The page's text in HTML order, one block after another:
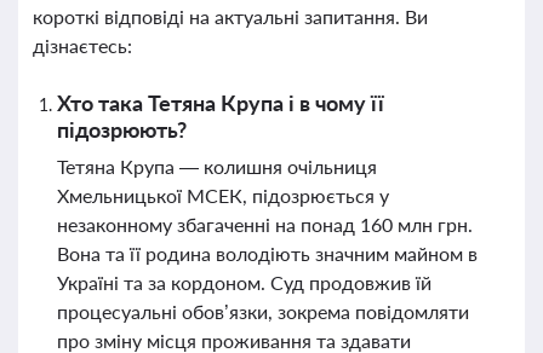
короткі відповіді на актуальні запитання. Ви
дізнаєтесь:
Хто така Тетяна Крупа і в чому її
підозрюють?
Тетяна Крупа — колишня очільниця
Хмельницької МСЕК, підозрюється у
незаконному збагаченні на понад 160 млн грн.
Вона та її родина володіють значним майном в
Україні та за кордоном. Суд продовжив їй
процесуальні обов’язки, зокрема повідомляти
про зміну місця проживання та здавати